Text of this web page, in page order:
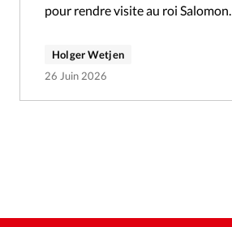
pour rendre visite au roi Salomon.
Holger Wetjen
26 Juin 2026